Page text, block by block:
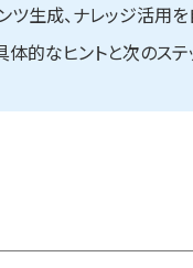
ツ生成、ナレッジ活用
的なヒントと次のステ